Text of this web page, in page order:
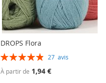
DROPS Flora
Évaluation:
27 avis
À partir de 1,94 €